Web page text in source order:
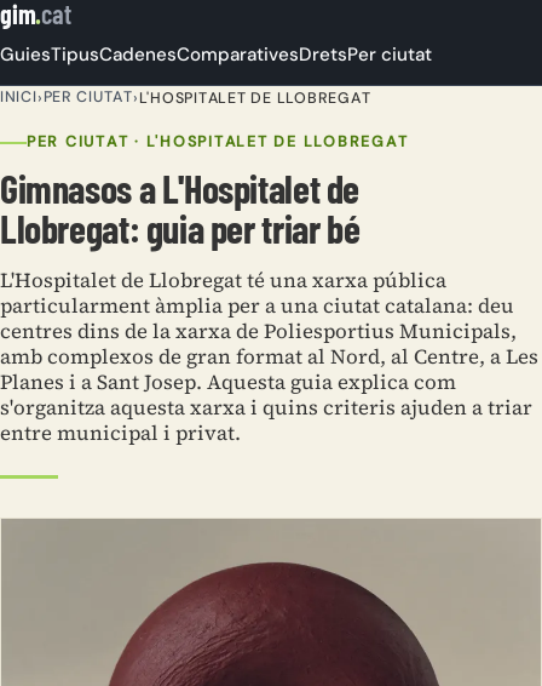
gim.cat
GuiesTipusCadenesComparativesDretsPer ciutat
INICI›PER CIUTAT›L'HOSPITALET DE LLOBREGAT
PER CIUTAT · L'HOSPITALET DE LLOBREGAT
Gimnasos a L'Hospitalet de
Llobregat: guia per triar bé
L'Hospitalet de Llobregat té una xarxa pública
particularment àmplia per a una ciutat catalana: deu
centres dins de la xarxa de Poliesportius Municipals,
amb complexos de gran format al Nord, al Centre, a Les
Planes i a Sant Josep. Aquesta guia explica com
s'organitza aquesta xarxa i quins criteris ajuden a triar
entre municipal i privat.